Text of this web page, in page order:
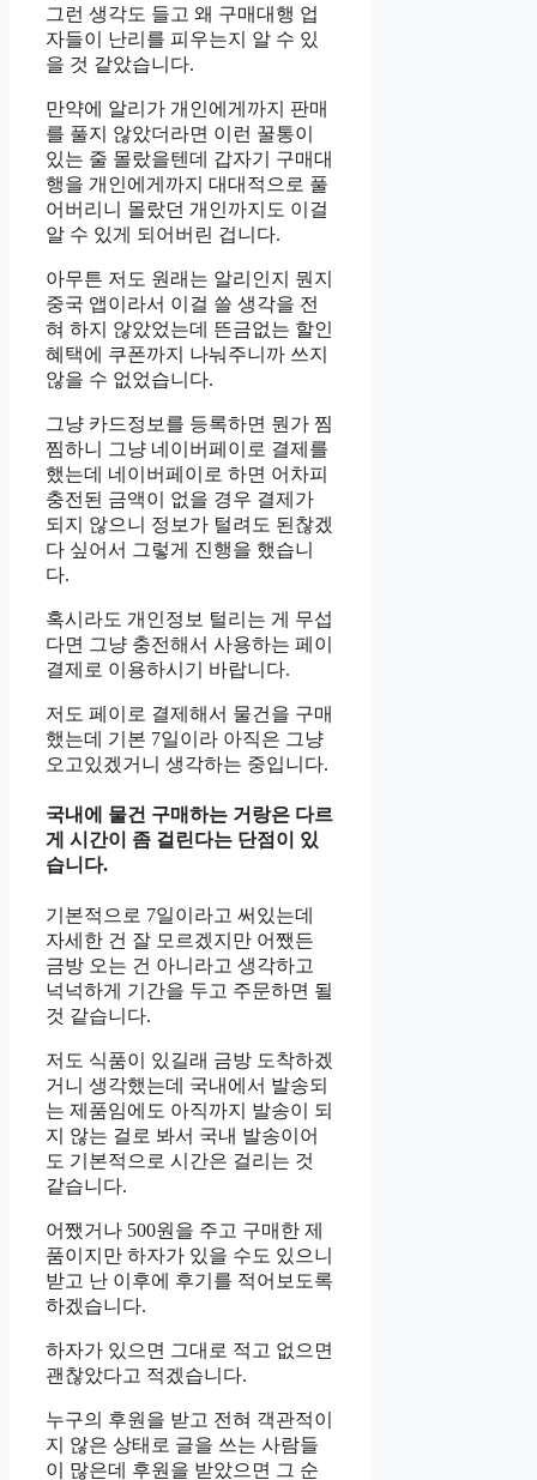
그런 생각도 들고 왜 구매대행 업
자들이 난리를 피우는지 알 수 있
을 것 같았습니다.
만약에 알리가 개인에게까지 판매
를 풀지 않았더라면 이런 꿀통이
있는 줄 몰랐을텐데 갑자기 구매대
행을 개인에게까지 대대적으로 풀
어버리니 몰랐던 개인까지도 이걸
알 수 있게 되어버린 겁니다.
아무튼 저도 원래는 알리인지 뭔지
중국 앱이라서 이걸 쓸 생각을 전
혀 하지 않았었는데 뜬금없는 할인
혜택에 쿠폰까지 나눠주니까 쓰지
않을 수 없었습니다.
그냥 카드정보를 등록하면 뭔가 찜
찜하니 그냥 네이버페이로 결제를
했는데 네이버페이로 하면 어차피
충전된 금액이 없을 경우 결제가
되지 않으니 정보가 털려도 된찮겠
다 싶어서 그렇게 진행을 했습니
다.
혹시라도 개인정보 털리는 게 무섭
다면 그냥 충전해서 사용하는 페이
결제로 이용하시기 바랍니다.
저도 페이로 결제해서 물건을 구매
했는데 기본 7일이라 아직은 그냥
오고있겠거니 생각하는 중입니다.
국내에 물건 구매하는 거랑은 다르
게 시간이 좀 걸린다는 단점이 있
습니다.
기본적으로 7일이라고 써있는데
자세한 건 잘 모르겠지만 어쨌든
금방 오는 건 아니라고 생각하고
넉넉하게 기간을 두고 주문하면 될
것 같습니다.
저도 식품이 있길래 금방 도착하겠
거니 생각했는데 국내에서 발송되
는 제품임에도 아직까지 발송이 되
지 않는 걸로 봐서 국내 발송이어
도 기본적으로 시간은 걸리는 것
같습니다.
어쨌거나 500원을 주고 구매한 제
품이지만 하자가 있을 수도 있으니
받고 난 이후에 후기를 적어보도록
하겠습니다.
하자가 있으면 그대로 적고 없으면
괜찮았다고 적겠습니다.
누구의 후원을 받고 전혀 객관적이
지 않은 상태로 글을 쓰는 사람들
이 많은데 후원을 받았으면 그 순